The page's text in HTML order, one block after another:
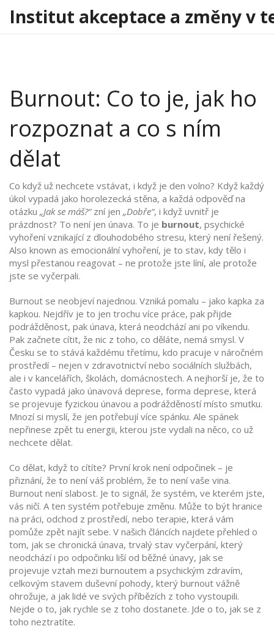
Institut akceptace a změny v
Burnout: Co to je, jak ho
rozpoznat a co s ním
dělat
Co když už nechcete vstávat, i když je den volno? Když každý
úkol vypadá jako horolezecká stěna, a každá odpověď na
otázku „Jak se máš?“zní jen „Dobře“, i když uvnitř je
prázdnost? To není jen únava. To je burnout, psychické
vyhoření vznikající z dlouhodobého stresu, který není řešený.
Also known as emocionální vyhoření, je to stav, kdy tělo i
mysl přestanou reagovat – ne protože jste líní, ale protože
jste se vyčerpali.
Burnout se neobjeví najednou. Vzniká pomalu – jako kapka za
kapkou. Nejdřív je to jen trochu více práce, pak přijde
podrážděnost, pak únava, která neodchází ani po víkendu.
Pak začnete cítit, že nic z toho, co děláte, nemá smysl. V
Česku se to stává každému třetímu, kdo pracuje v náročném
prostředí – nejen v zdravotnictví nebo sociálních službách,
ale i v kancelářích, školách, domácnostech. A nejhorší je, že to
často vypadá jako únavová deprese, forma deprese, která
se projevuje fyzickou únavou a podrážděností místo smutku.
Mnozí si myslí, že jen potřebují více spánku. Ale spánek
nepřinese zpět tu energii, kterou jste vydali na něco, co už
nechcete dělat.
Co dělat, když to cítíte? První krok není odpočinek – je
přiznání, že to není váš problém, že to není vaše vina.
Burnout není slabost. Je to signál, že systém, ve kterém jste,
vás ničí. A ten systém potřebuje změnu. Může to být hranice
na práci, odchod z prostředí, nebo terapie, která vám
pomůže zpět najít sebe. V našich článcích najdete přehled o
tom, jak se chronická únava, trvalý stav vyčerpání, který
neodchází i po odpočinku liší od běžné únavy, jak se
projevuje vztah mezi burnoutem a psychickým zdravím,
celkovým stavem duševní pohody, který burnout vážně
ohrožuje, a jak lidé ve svých příbězích z toho vystoupili.
Nejde o to, jak rychle se z toho dostanete. Jde o to, jak se z
toho neztratíte.